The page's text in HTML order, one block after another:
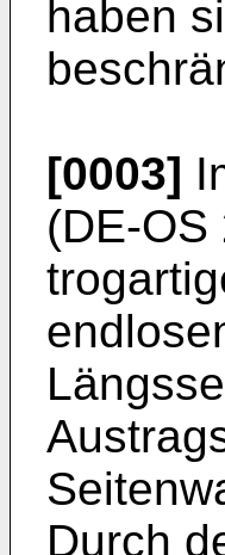
haben
[0003]
(DE-
Durch